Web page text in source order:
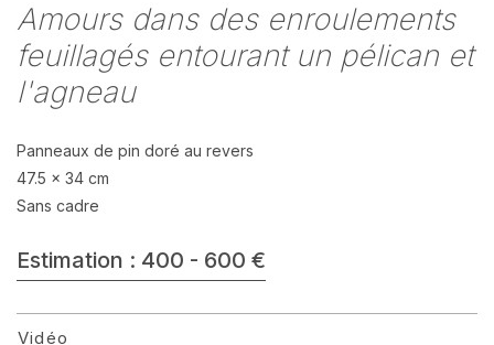
Amours dans des enroulements
feuillagés entourant un pélican et
l'agneau
Panneaux de pin doré au revers
47.5 x 34 cm
Sans cadre
Estimation : 400 - 600 €
Vidéo